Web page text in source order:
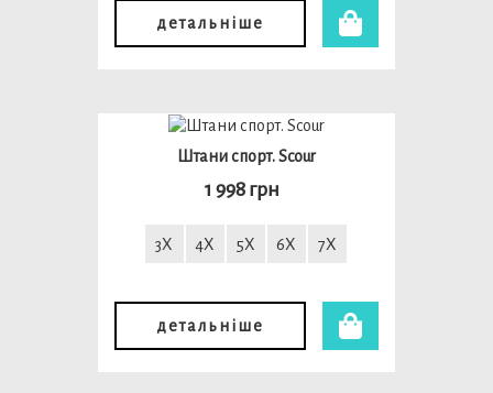
детальніше
Штани спорт. Scour
1 998 грн
3X 4X 5X 6X 7X
детальніше